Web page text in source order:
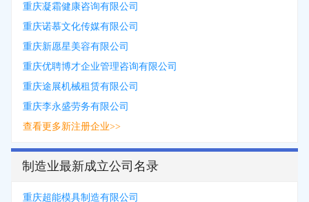
重庆凝霜健康咨询有限公司
重庆诺慕文化传媒有限公司
重庆新愿星美容有限公司
重庆优聘博才企业管理咨询有限公司
重庆途展机械租赁有限公司
重庆李永盛劳务有限公司
查看更多新注册企业>>
制造业最新成立公司名录
重庆超能模具制造有限公司